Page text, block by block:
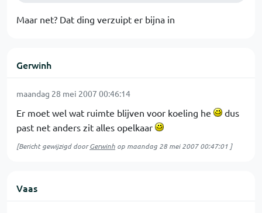
Maar net? Dat ding verzuipt er bijna in
Gerwinh
maandag 28 mei 2007 00:46:14
Er moet wel wat ruimte blijven voor koeling he
dus
past net anders zit alles opelkaar
[Bericht gewijzigd doorGerwinh op maandag 28 mei 2007 00:47:01 ]
Vaas